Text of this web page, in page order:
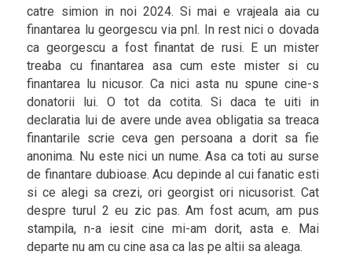
catre simion in noi 2024. Si mai e vrajeala aia cu
finantarea lu georgescu via pnl. In rest nici o dovada
ca georgescu a fost finantat de rusi. E un mister
treaba cu finantarea asa cum este mister si cu
finantarea lu nicusor. Ca nici asta nu spune cine-s
donatorii lui. O tot da cotita. Si daca te uiti in
declaratia lui de avere unde avea obligatia sa treaca
finantarile scrie ceva gen persoana a dorit sa fie
anonima. Nu este nici un nume. Asa ca toti au surse
de finantare dubioase. Acu depinde al cui fanatic esti
si ce alegi sa crezi, ori georgist ori nicusorist. Cat
despre turul 2 eu zic pas. Am fost acum, am pus
stampila, n-a iesit cine mi-am dorit, asta e. Mai
departe nu am cu cine asa ca las pe altii sa aleaga.